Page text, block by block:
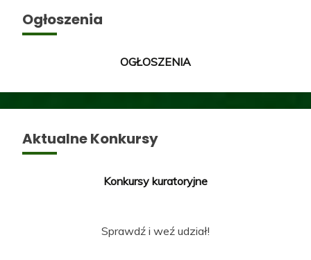
Ogłoszenia
OGŁOSZENIA
Aktualne Konkursy
Konkursy kuratoryjne
Sprawdź i weź udział!